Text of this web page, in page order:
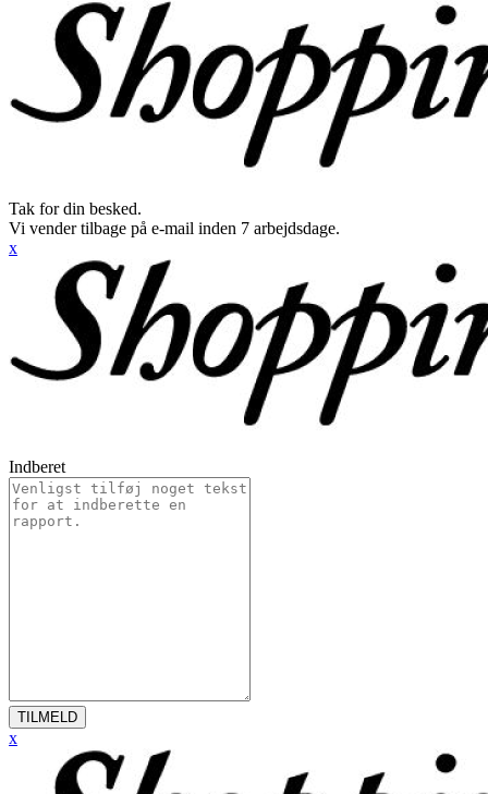
Tak for din besked.
Vi vender tilbage på e-mail inden 7 arbejdsdage.
x
Indberet
TILMELD
x